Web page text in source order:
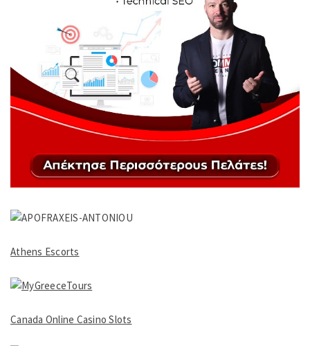
Athens Escorts
Canada Online Casino Slots